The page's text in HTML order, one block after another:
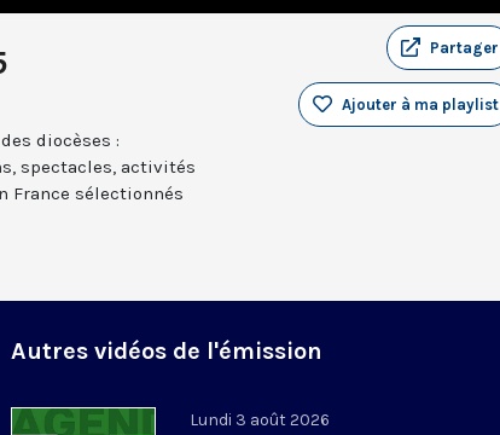
Partager
Ajouter à ma playlist
diocèses :
spectacles, activités
France sélectionnés
Autres vidéos de l'émission
Lundi 3 août 2026